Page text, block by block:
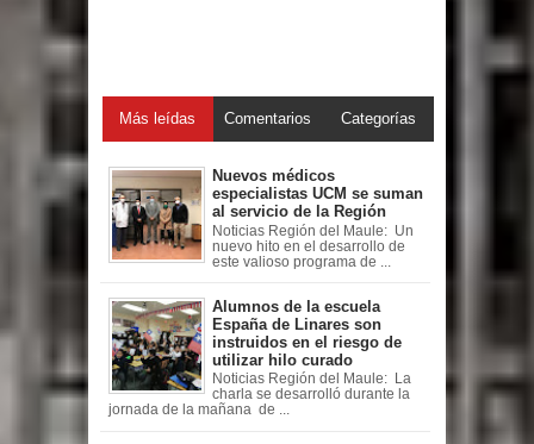
Más leídas Comentarios Categorías
Nuevos médicos
especialistas UCM se suman
al servicio de la Región
Noticias Región del Maule: Un
nuevo hito en el desarrollo de
este valioso programa de ...
Alumnos de la escuela
España de Linares son
instruidos en el riesgo de
utilizar hilo curado
Noticias Región del Maule: La
charla se desarrolló durante la
jornada de la mañana de ...